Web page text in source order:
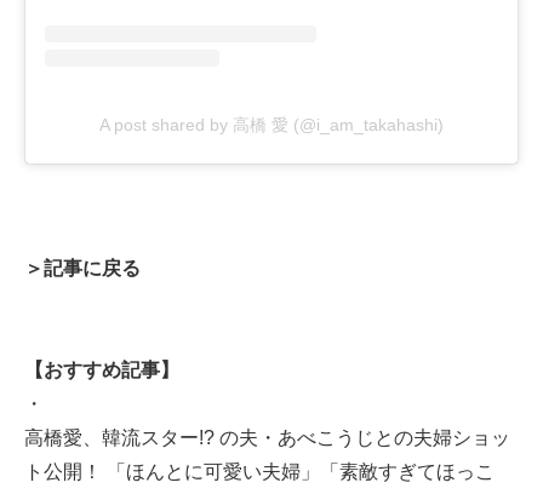
A post shared by 高橋 愛 (@i_am_takahashi)
＞記事に戻る
【おすすめ記事】
・
高橋愛、韓流スター!? の夫・あべこうじとの夫婦ショッ
ト公開！ 「ほんとに可愛い夫婦」「素敵すぎてほっこ